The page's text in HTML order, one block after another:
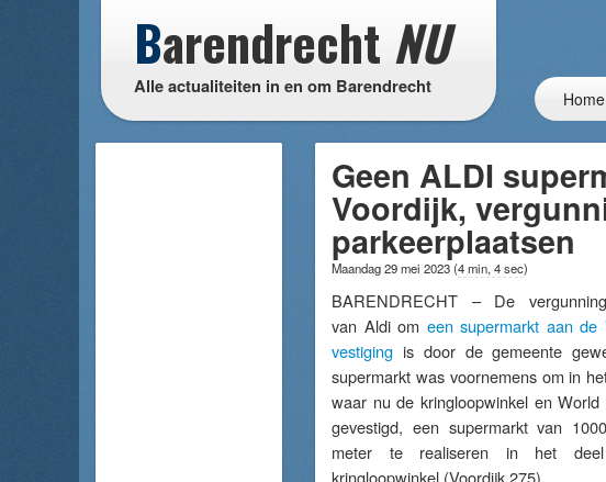
Barendrecht NU
Alle actualiteiten in en om Barendrecht
Home
Geen ALDI
Voordijk,
parkeerplaatsen
Maandag 29 mei 2023(4 min, 4 sec)
BARENDRECHT – De
van Aldi om een supermarkt aan de
vestiging is door de gemeente
supermarkt was voornemens om in
waar nu de kringloopwinkel en
gevestigd, een supermarkt van
meter te realiseren in het
kringloopwinkel (Voordijk 275).